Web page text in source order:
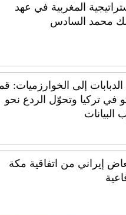
المغربية في عهد
محمد السادس
إلى الخوارزميات:
في تركيا وتحوّل الردع نحو
البيانات
إيراني من اتفاقية مكة